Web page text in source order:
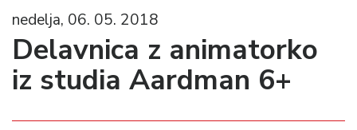
nedelja, 06. 05. 2018
Delavnica z animatorko
iz studia Aardman 6+